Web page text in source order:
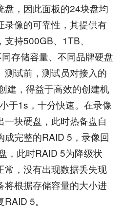
，因此面板的24块盘均
录像的可靠性，其提供有
持500GB、1TB、
存储容量、不同品牌硬盘
测试前，测试员对接入的
建，得益于高效的创建机
于1s，十分快速。在录像
块硬盘，此时热备盘自
成完整的RAID 5，录像回
，此时RAID 5为降级状
常，没有出现数据丢失现
将根据存储容量的大小进
5。